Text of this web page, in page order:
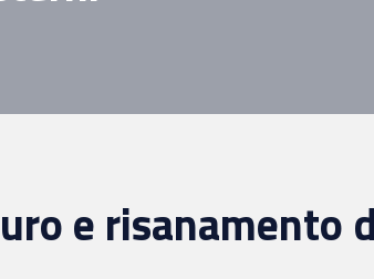
e risanamento